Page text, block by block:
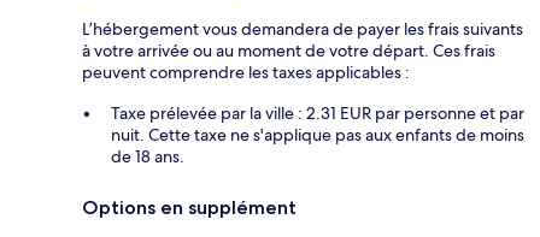
L’hébergement vous demandera de payer les frais suivants
à votre arrivée ou au moment de votre départ. Ces frais
peuvent comprendre les taxes applicables :
Taxe prélevée par la ville : 2.31 EUR par personne et par
nuit. Cette taxe ne s'applique pas aux enfants de moins
de 18 ans.
Options en supplément